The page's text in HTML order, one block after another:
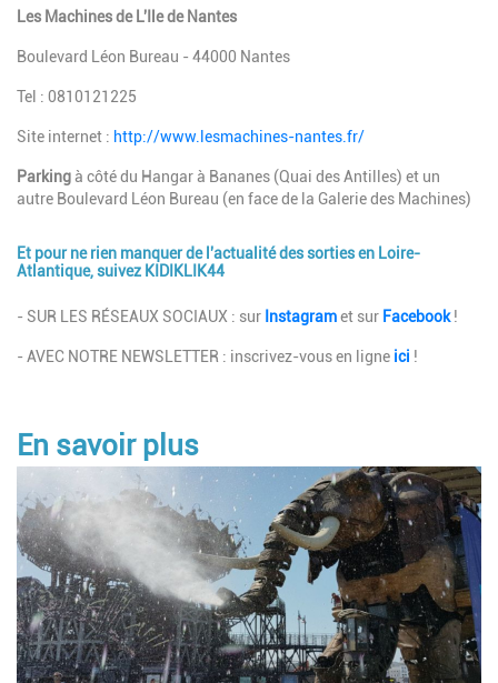
Description
Les Machines de L'Ile de Nantes
Boulevard Léon Bureau - 44000 Nantes
Tel : 0810121225
Site internet : http://www.lesmachines-nantes.fr/
Parkingà côté du Hangar à Bananes (Quai des Antilles) et un
autre Boulevard Léon Bureau (en face de la Galerie des Machines)
Et pour ne rien manquer de l'actualité des sorties en Loire-
Atlantique, suivez KIDIKLIK44
Description
- SUR LES RÉSEAUX SOCIAUX : sur Instagramet sur Facebook!
- AVEC NOTRE NEWSLETTER : inscrivez-vous en ligne ici !
En savoir plus